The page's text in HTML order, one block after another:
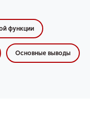
функции
Основные выводы